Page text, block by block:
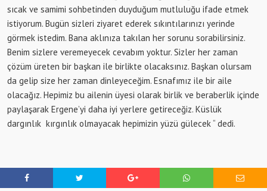
sıcak ve samimi sohbetinden duyduğum mutluluğu ifade etmek
istiyorum. Bugün sizleri ziyaret ederek sıkıntılarınızı yerinde
görmek istedim. Bana aklınıza takılan her sorunu sorabilirsiniz.
Benim sizlere veremeyecek cevabım yoktur. Sizler her zaman
çözüm üreten bir başkan ile birlikte olacaksınız. Başkan olursam
da gelip size her zaman dinleyeceğim. Esnafımız ile bir aile
olacağız. Hepimiz bu ailenin üyesi olarak birlik ve beraberlik içinde
paylaşarak Ergene’yi daha iyi yerlere getireceğiz. Küslük
dargınlık kırgınlık olmayacak hepimizin yüzü gülecek “ dedi.